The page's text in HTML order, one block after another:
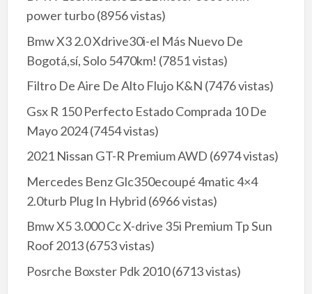
power turbo(8956 vistas)
Bmw X3 2.0 Xdrive30i-el Más Nuevo De
Bogotá,sí, Solo 5470km! (7851 vistas)
Filtro De Aire De Alto Flujo K&N (7476 vistas)
Gsx R 150 Perfecto Estado Comprada 10 De
Mayo 2024(7454 vistas)
2021 Nissan GT-R Premium AWD (6974 vistas)
Mercedes Benz Glc350ecoupé 4matic 4×4
2.0turb Plug In Hybrid (6966 vistas)
Bmw X5 3.000 Cc X-drive 35i Premium Tp Sun
Roof 2013(6753 vistas)
Posrche Boxster Pdk 2010(6713 vistas)